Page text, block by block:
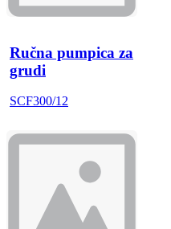
Ručna pumpica za
grudi
SCF300/12